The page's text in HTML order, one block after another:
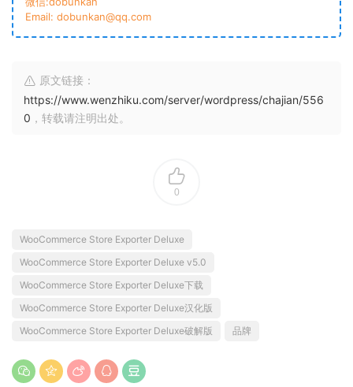
Email: dobunkan@qq.com
原文链接：
https://www.wenzhiku.com/server/wordpress/chajian/556
0 ，转载请注明出处。
0
WooCommerce Store Exporter Deluxe
WooCommerce Store Exporter Deluxe v5.0
WooCommerce Store Exporter Deluxe下载
WooCommerce Store Exporter Deluxe汉化版
WooCommerce Store Exporter Deluxe破解版
品牌